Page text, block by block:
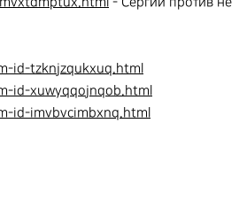
id-tzknjzqukxuq.html
id-xuwyqqojnqob.html
id-imvbvcimbxnq.html